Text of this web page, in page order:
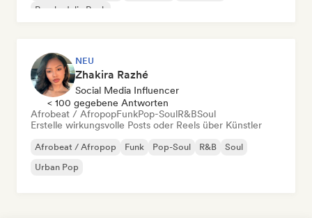
Psychedelic Rock
NEU
Zhakira Razhé
Social Media Influencer
< 100 gegebene Antworten
Afrobeat / AfropopFunkPop-SoulR&BSoul
Erstelle wirkungsvolle Posts oder Reels über Künstler
Afrobeat / Afropop Funk Pop-Soul R&B
Soul
Urban Pop